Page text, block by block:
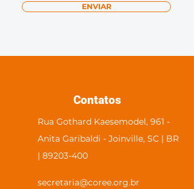
ENVIAR
Contatos
Rua Gothard Kaesemodel, 961 -
Anita Garibaldi - Joinville, SC | BR
| 89203-400
secretaria@coree.org.br